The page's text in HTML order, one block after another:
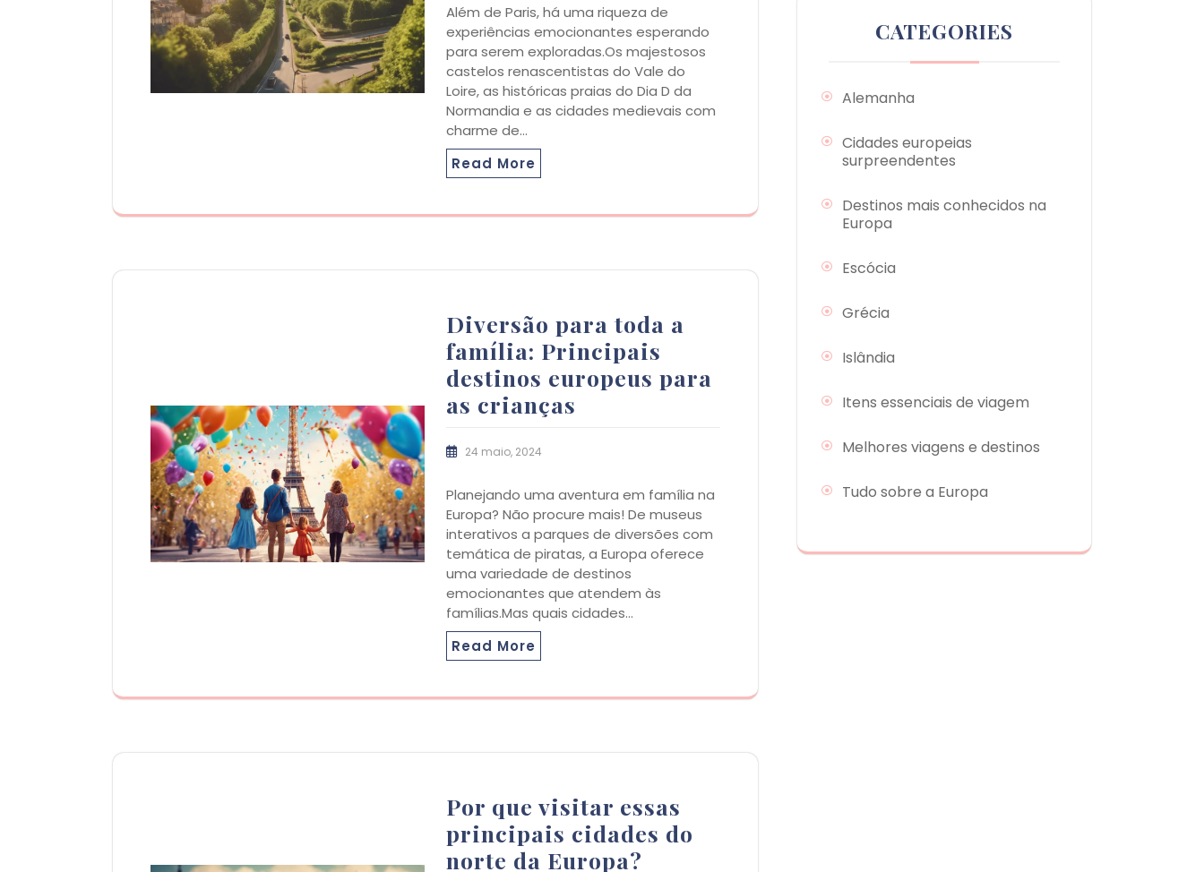
Além de Paris, há uma riqueza de
experiências emocionantes esperando
para serem exploradas.Os majestosos
castelos renascentistas do Vale do
Loire, as históricas praias do Dia D da
Normandia e as cidades medievais com
charme de…
Read More
Diversão para toda a
família: Principais
destinos europeus para
as crianças
24 maio, 2024
Planejando uma aventura em família na
Europa? Não procure mais! De museus
interativos a parques de diversões com
temática de piratas, a Europa oferece
uma variedade de destinos
emocionantes que atendem às
famílias.Mas quais cidades…
Read More
Por que visitar essas
principais cidades do
norte da Europa?
CATEGORIES
Alemanha
Cidades europeias
surpreendentes
Destinos mais conhecidos na
Europa
Escócia
Grécia
Islândia
Itens essenciais de viagem
Melhores viagens e destinos
Tudo sobre a Europa